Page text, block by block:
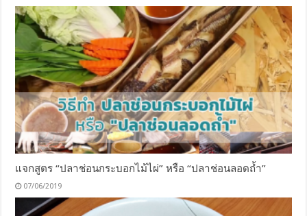
แจกสูตร “ปลาช่อนกระบอกไม้ไผ่” หรือ “ปลาช่อนลอดถ้ำ”
07/06/2019